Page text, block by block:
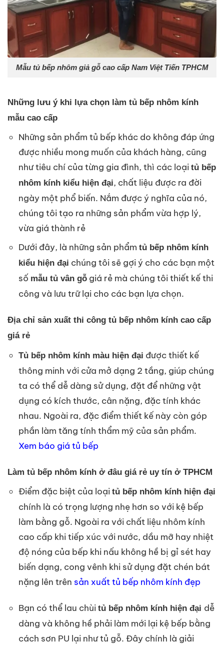
Mẫu tủ bếp nhôm giả gỗ cao cấp Nam Việt Tiến TPHCM
Những lưu ý khi lựa chọn làm tủ bếp nhôm kính
mẫu cao cấp
Những sản phẩm tủ bếp khác do không đáp ứng
được nhiều mong muốn của khách hàng, cũng
như tiêu chí của từng gia đình, thì các loạitủ bếp
nhôm kính kiểu hiện đại, chất liệu được ra đời
ngày một phổ biến. Nắm được ý nghĩa của nó,
chúng tôi tạo ra những sản phẩm vừa hợp lý,
vừa giá thành rẻ
Dưới đây, là những sản phẩmtủ bếp nhôm kính
kiểu hiện đại chúng tôi sẽ gợi ý cho các bạn một
số mẫu tủ vân gỗ giá rẻ mà chúng tôi thiết kế thi
công và lưu trữ lại cho các bạn lựa chọn.
Địa chỉ sản xuất thi công tủ bếp nhôm kính cao cấp
giá rẻ
Tủ bếp nhôm kính màu hiện đại được thiết kế
thông minh với cửa mở dạng 2 tầng, giúp chúng
ta có thể dễ dàng sử dụng, đặt để những vật
dụng có kích thước, cân nặng, đặc tính khác
nhau. Ngoài ra, đặc điểm thiết kế này còn góp
phần làm tăng tính thẩm mỹ của sản phẩm.
Xem báo giá tủ bếp
Làm tủ bếp nhôm kính ở đâu giá rẻ uy tín ở TPHCM
Điểm đặc biệt của loạitủ bếp nhôm kính hiện đại
chính là có trọng lượng nhẹ hơn so với kệ bếp
làm bằng gỗ. Ngoài ra với chất liệu nhôm kính
cao cấp khi tiếp xúc với nước, dầu mỡ hay nhiệt
độ nóng của bếp khi nấu không hề bị gỉ sét hay
biến dạng, cong vênh khi sử dụng đặt chén bát
nặng lên trên sản xuất tủ bếp nhôm kính đẹp
Bạn có thể lau chùitủ bếp nhôm kính hiện đại dễ
dàng và không hề phải làm mới lại kệ bếp bằng
cách sơn PU lại như tủ gỗ. Đây chính là giải